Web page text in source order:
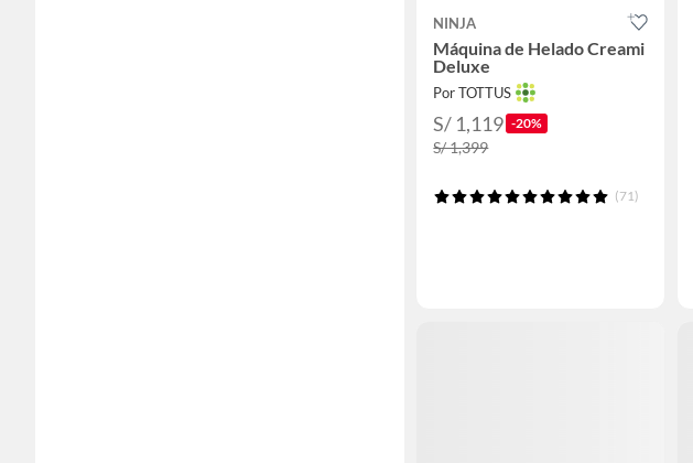
NINJA
Máquina de Helado Creami
Deluxe
Por TOTTUS
S/ 1,119 -20%
S/ 1,399
(71)